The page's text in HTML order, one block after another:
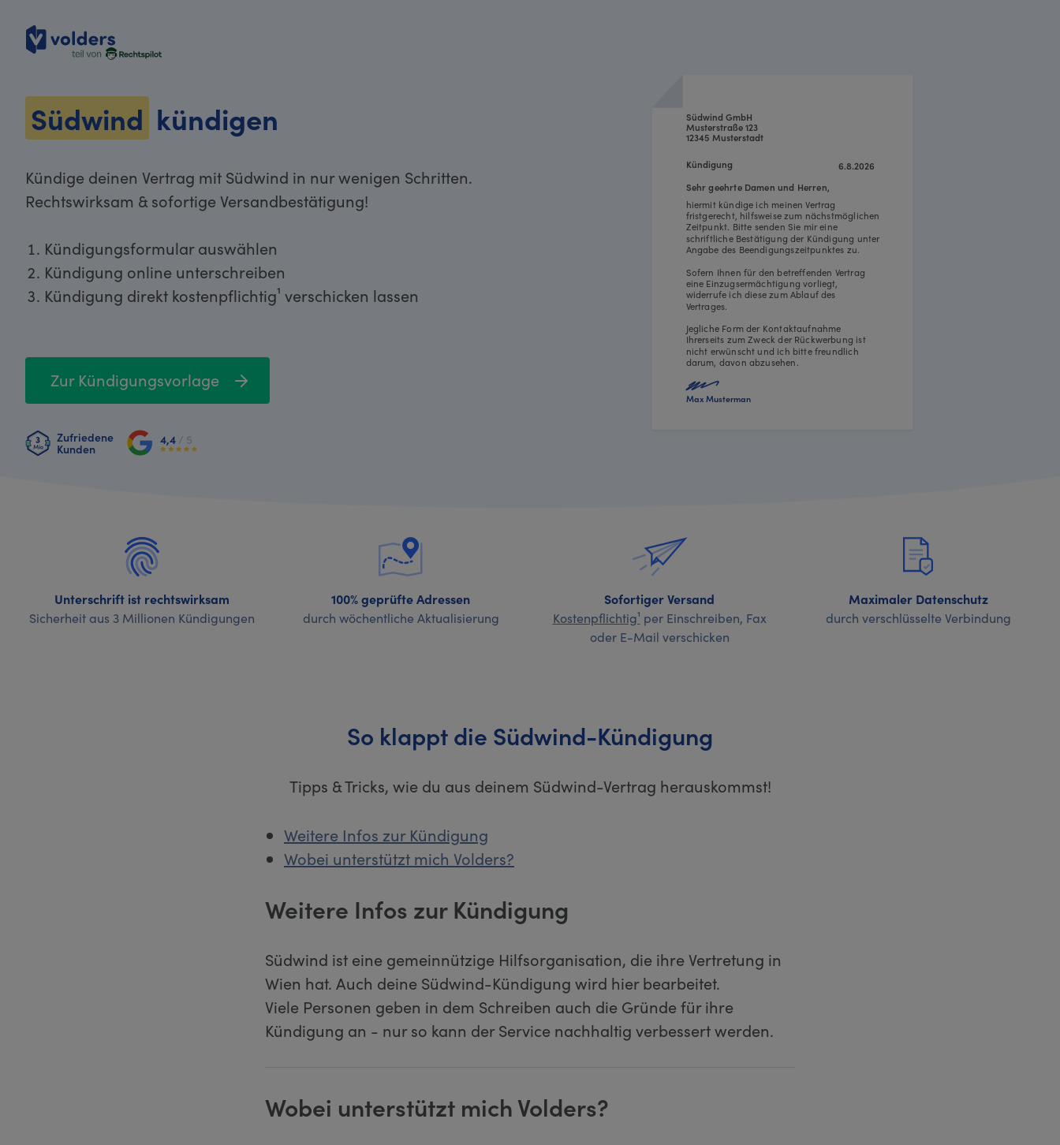
Südwind kündigen
Kündige deinen Vertrag mit Südwind in nur wenigen Schritten.
Rechtswirksam & sofortige Versandbestätigung!
Kündigungsformular auswählen
Kündigung online unterschreiben
Kündigung direkt kostenpflichtig¹ verschicken lassen
Zur Kündigungsvorlage
Zufriedene
Kunden
4,4 / 5
6.8.2026
Südwind GmbH
Musterstraße 123
12345 Musterstadt
hiermit kündige ich meinen Vertrag
fristgerecht, hilfsweise zum nächstmöglichen
Zeitpunkt. Bitte senden Sie mir eine
schriftliche Bestätigung der Kündigung unter
Angabe des Beendigungszeitpunktes zu.
Sofern Ihnen für den betreffenden Vertrag
eine Einzugsermächtigung vorliegt,
widerrufe ich diese zum Ablauf des
Vertrages.
Jegliche Form der Kontaktaufnahme
Ihrerseits zum Zweck der Rückwerbung ist
nicht erwünscht und ich bitte freundlich
darum, davon abzusehen.
Sehr geehrte Damen und Herren,
Kündigung
Max Musterman
Unterschrift ist rechtswirksam
Sicherheit aus 3 Millionen Kündigungen
100% geprüfte Adressen
durch wöchentliche Aktualisierung
Sofortiger Versand
Kostenpflichtig¹ per Einschreiben, Fax
oder E-Mail verschicken
Maximaler Datenschutz
durch verschlüsselte Verbindung
So klappt die Südwind-Kündigung
Tipps & Tricks, wie du aus deinem Südwind-Vertrag herauskommst!
Weitere Infos zur Kündigung
Wobei unterstützt mich Volders?
Weitere Infos zur Kündigung
Südwind ist eine gemeinnützige Hilfsorganisation, die ihre Vertretung in
Wien hat. Auch deine Südwind-Kündigung wird hier bearbeitet.
Viele Personen geben in dem Schreiben auch die Gründe für ihre
Kündigung an - nur so kann der Service nachhaltig verbessert werden.
Wobei unterstützt mich Volders?